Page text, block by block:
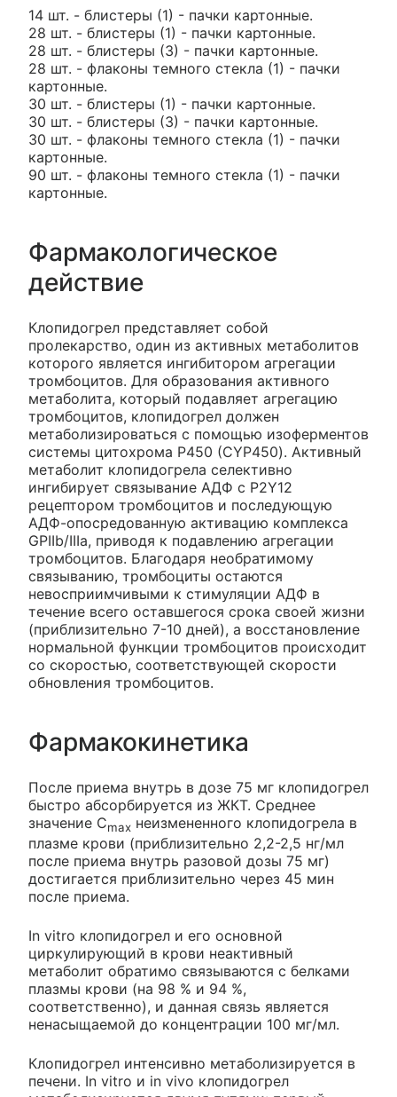
14 шт. - блистеры (1) - пачки картонные.
28 шт. - блистеры (1) - пачки картонные.
28 шт. - блистеры (3) - пачки картонные.
28 шт. - флаконы темного стекла (1) - пачки
картонные.
30 шт. - блистеры (1) - пачки картонные.
30 шт. - блистеры (3) - пачки картонные.
30 шт. - флаконы темного стекла (1) - пачки
картонные.
90 шт. - флаконы темного стекла (1) - пачки
картонные.
Фармакологическое
действие
Клопидогрел представляет собой
пролекарство, один из активных метаболитов
которого является ингибитором агрегации
тромбоцитов. Для образования активного
метаболита, который подавляет агрегацию
тромбоцитов, клопидогрел должен
метаболизироваться с помощью изоферментов
системы цитохрома Р450 (CYP450). Активный
метаболит клопидогрела селективно
ингибирует связывание АДФ с P2Y12
рецептором тромбоцитов и последующую
АДФ-опосредованную активацию комплекса
GPIIb/IIIa, приводя к подавлению агрегации
тромбоцитов. Благодаря необратимому
связыванию, тромбоциты остаются
невосприимчивыми к стимуляции АДФ в
течение всего оставшегося срока своей жизни
(приблизительно 7-10 дней), а восстановление
нормальной функции тромбоцитов происходит
со скоростью, соответствующей скорости
обновления тромбоцитов.
Фармакокинетика
После приема внутрь в дозе 75 мг клопидогрел
быстро абсорбируется из ЖКТ. Среднее
значение Сmax неизмененного клопидогрела в
плазме крови (приблизительно 2,2-2,5 нг/мл
после приема внутрь разовой дозы 75 мг)
достигается приблизительно через 45 мин
после приема.
In vitro клопидогрел и его основной
циркулирующий в крови неактивный
метаболит обратимо связываются с белками
плазмы крови (на 98 % и 94 %,
соответственно), и данная связь является
ненасыщаемой до концентрации 100 мг/мл.
Клопидогрел интенсивно метаболизируется в
печени. In vitro и in vivo клопидогрел